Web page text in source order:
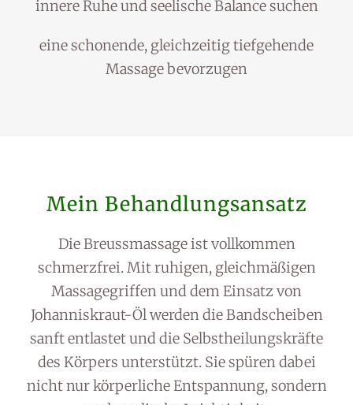
innere Ruhe und seelische Balance suchen
eine schonende, gleichzeitig tiefgehende
Massage bevorzugen
Mein Behandlungsansatz
Die Breussmassage ist vollkommen
schmerzfrei. Mit ruhigen, gleichmäßigen
Massagegriffen und dem Einsatz von
Johanniskraut-Öl werden die Bandscheiben
sanft entlastet und die Selbstheilungskräfte
des Körpers unterstützt. Sie spüren dabei
nicht nur körperliche Entspannung, sondern